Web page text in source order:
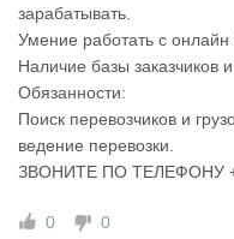
зарабатывать.
Умение работать с онлайн
Наличие базы заказчиков
Обязанности:
Поиск перевозчиков и
ведение перевозки.
ЗВОНИТЕ ПО ТЕЛЕФОНУ
0 0